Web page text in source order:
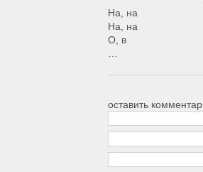
На, на
На, на
О, в
оставить